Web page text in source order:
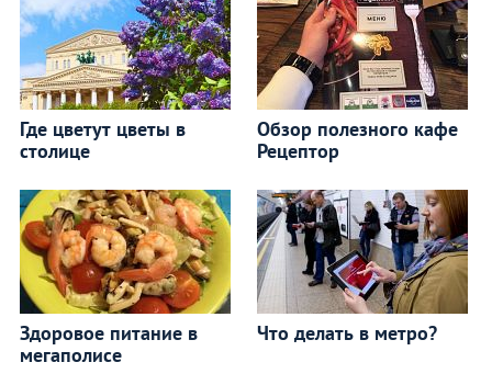
Где цветут цветы в
столице
Обзор полезного кафе
Рецептор
Здоровое питание в
мегаполисе
Что делать в метро?